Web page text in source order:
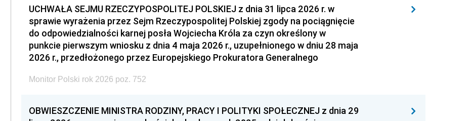
UCHWAŁA SEJMU RZECZYPOSPOLITEJ POLSKIEJ z dnia 31 lipca 2026 r. w
sprawie wyrażenia przez Sejm Rzeczypospolitej Polskiej zgody na pociągnięcie
do odpowiedzialności karnej posła Wojciecha Króla za czyn określony w
punkcie pierwszym wniosku z dnia 4 maja 2026 r., uzupełnionego w dniu 28 maja
2026 r., przedłożonego przez Europejskiego Prokuratora Generalnego
Monitor Polski rok 2026 poz. 752
OBWIESZCZENIE MINISTRA RODZINY, PRACY I POLITYKI SPOŁECZNEJ z dnia 29